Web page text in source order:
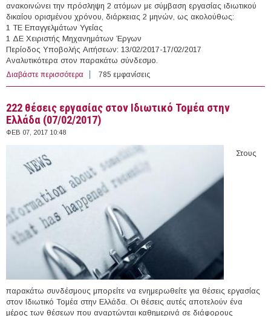
ανακοινώνει την πρόσληψη 2 ατόμων με σύμβαση εργασίας ιδιωτικού
δικαίου ορισμένου χρόνου, διάρκειας 2 μηνών, ως ακολούθως:
1 ΤΕ Επαγγελμάτων Υγείας
1 ΔΕ Χειριστής Μηχανημάτων Έργων
Περίοδος Υποβολής Αιτήσεων: 13/02/2017-17/02/2017
Αναλυτικότερα στον παρακάτω σύνδεσμο.
Διαβάστε περισσότερα για 2 άτομα με Σύμβαση Ορισμένου Χρόνου στην
Περιφέρεια Στερεάς Ελλάδας (Π.Ε. Βοιωτίας)
785 εμφανίσεις
222 θέσεις εργασίας στον Ιδιωτικό Τομέα στην
Ελλάδα (07/02/2017)
ΦΕΒ 07, 2017 10:48
Στους
παρακάτω συνδέσμους μπορείτε να ενημερωθείτε για θέσεις εργασίας
στον Ιδιωτικό Τομέα στην Ελλάδα. Οι θέσεις αυτές αποτελούν ένα
μέρος των θέσεων που αναρτώνται καθημερινά σε διάφορους